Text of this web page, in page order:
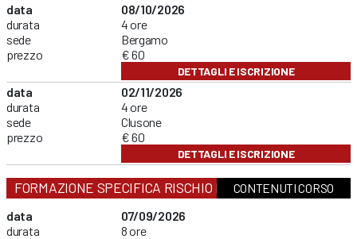
data
durata
sede
prezzo
08/10/2026
4 ore
Bergamo
€ 60
DETTAGLI E ISCRIZIONE
data
durata
sede
prezzo
02/11/2026
4 ore
Clusone
€ 60
DETTAGLI E ISCRIZIONE
FORMAZIONE SPECIFICA RISCHIO MEDIOCONTENUTI CORSO
data
durata
07/09/2026
8 ore